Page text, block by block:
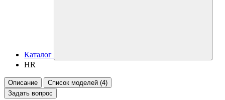
Каталог
HR
Описание
Список моделей (4)
Задать вопрос